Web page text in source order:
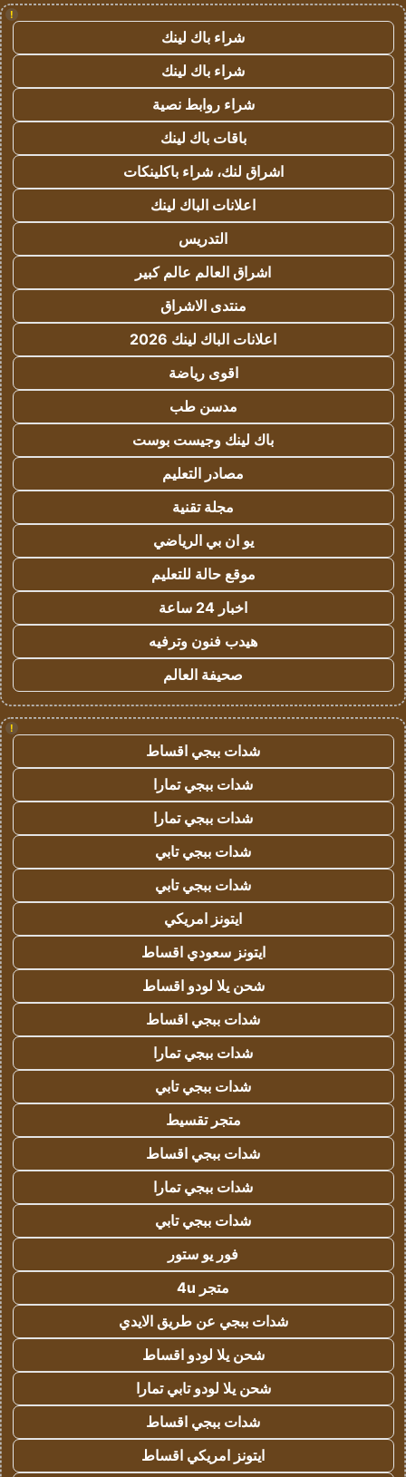
!
شراء باك لينك
شراء باك لينك
شراء روابط نصية
باقات باك لينك
اشراق لنك، شراء باكلينكات
اعلانات الباك لينك
التدريس
اشراق العالم عالم كبير
منتدى الاشراق
اعلانات الباك لينك 2026
اقوى رياضة
مدسن طب
باك لينك وجيست بوست
مصادر التعليم
مجلة تقنية
يو ان بي الرياضي
موقع حالة للتعليم
اخبار 24 ساعة
هيدب فنون وترفيه
صحيفة العالم
!
شدات ببجي اقساط
شدات ببجي تمارا
شدات ببجي تمارا
شدات ببجي تابي
شدات ببجي تابي
ايتونز امريكي
ايتونز سعودي اقساط
شحن يلا لودو اقساط
شدات ببجي اقساط
شدات ببجي تمارا
شدات ببجي تابي
متجر تقسيط
شدات ببجي اقساط
شدات ببجي تمارا
شدات ببجي تابي
فور يو ستور
متجر 4u
شدات ببجي عن طريق الايدي
شحن يلا لودو اقساط
شحن يلا لودو تابي تمارا
شدات ببجي اقساط
ايتونز امريكي اقساط